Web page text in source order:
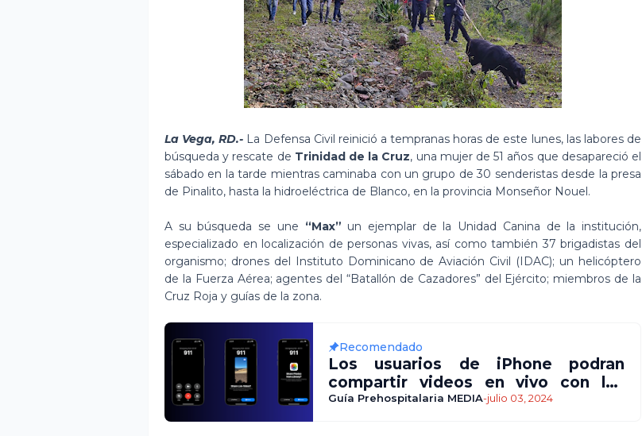
La Vega, RD.- La Defensa Civil reinició a tempranas horas de este lunes, las labores de
búsqueda y rescate de Trinidad de la Cruz, una mujer de 51 años que desapareció el
sábado en la tarde mientras caminaba con un grupo de 30 senderistas desde la presa
de Pinalito, hasta la hidroeléctrica de Blanco, en la provincia Monseñor Nouel.
A su búsqueda se une “Max” un ejemplar de la Unidad Canina de la institución,
especializado en localización de personas vivas, así como también 37 brigadistas del
organismo; drones del Instituto Dominicano de Aviación Civil (IDAC); un helicóptero
de la Fuerza Aérea; agentes del “Batallón de Cazadores” del Ejército; miembros de la
Cruz Roja y guías de la zona.
Recomendado
Los usuarios de iPhone podran
compartir videos en vivo con los
despachadores de emergencias
Guía Prehospitalaria MEDIA-julio 03, 2024